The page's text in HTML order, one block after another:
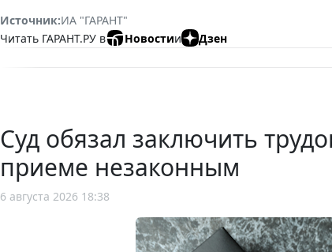
Источник:ИА "ГАРАНТ"
Читать ГАРАНТ.РУ в
Новостии Дзен
Суд обязал заключить
приеме незаконным
6 августа 2026 18:38